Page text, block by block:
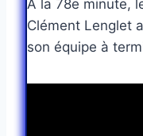
À la 78e minute,
Clément Lenglet
son équipe à